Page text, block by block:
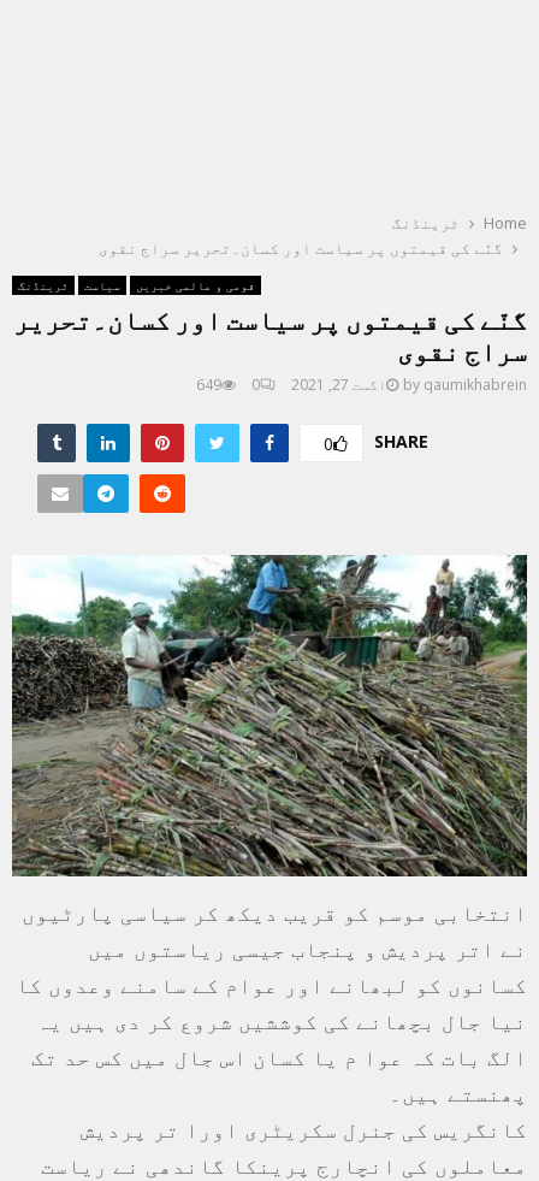
Home
ٹرینڈنگ
گنّے کی قیمتوں پر سیاست اور کسان۔تحریر سراج نقوی
ٹرینڈنگ سیاست قومی و عالمی خبریں
گنّے کی قیمتوں پر سیاست اور کسان۔تحریر
سراج نقوی
by qaumikhabrein اگست 27, 2021 0
649
SHARE
0
انتخابی موسم کو قریب دیکھ کر سیاسی پارٹیوں
نے اتر پردیش و پنجاب جیسی ریاستوں میں
کسانوں کو لبھانے اور عوام کے سامنے وعدوں کا
نیا جال بچھانے کی کوششیں شروع کر دی ہیں یہ
الگ بات کہ عوا م یا کسان اس جال میں کس حد تک
پھنستے ہیں۔
کانگریس کی جنرل سکریٹری اورا تر پردیش
معاملوں کی انچارج پرینکا گاندھی نے ریاست